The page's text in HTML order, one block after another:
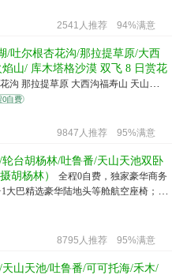
2541人推荐 94%满意
/吐尔根杏花沟/那拉提草原/大西
山/ 库木塔格沙漠 双飞 8 日赏花
沟 那拉提草原 大西沟福寿山 天山天池
域玖号院
0自费
9847人推荐 95%满意
台胡杨林/吐鲁番/天山天池双卧
胡杨林）
全程0自费，独家豪华商务
大巴精选豪华陆地头等舱航空座椅；升
8795人推荐 95%满意
山天池/吐鲁番/可可托海/禾木/